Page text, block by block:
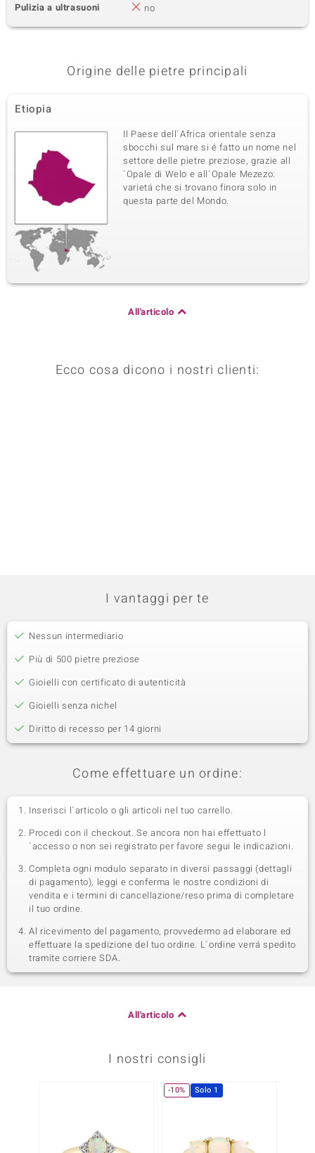
Pulizia a ultrasuoni
no
Origine delle pietre principali
Etiopia
Il Paese dell´Africa orientale senza
sbocchi sul mare si é fatto un nome nel
settore delle pietre preziose, grazie all
´Opale di Welo e all´Opale Mezezo:
varietá che si trovano finora solo in
questa parte del Mondo.
All'articolo
Ecco cosa dicono i nostri clienti:
I vantaggi per te
Nessun intermediario
Più di 500 pietre preziose
Gioielli con certificato di autenticità
Gioielli senza nichel
Diritto di recesso per 14 giorni
Come effettuare un ordine:
Inserisci l´articolo o gli articoli nel tuo carrello.
Procedi con il checkout. Se ancora non hai effettuato l
´accesso o non sei registrato per favore segui le indicazioni.
Completa ogni modulo separato in diversi passaggi (dettagli
di pagamento), leggi e conferma le nostre condizioni di
vendita e i termini di cancellazione/reso prima di completare
il tuo ordine.
Al ricevimento del pagamento, provvedermo ad elaborare ed
effettuare la spedizione del tuo ordine. L´ordine verrá spedito
tramite corriere SDA.
All'articolo
I nostri consigli
-10% Solo 1